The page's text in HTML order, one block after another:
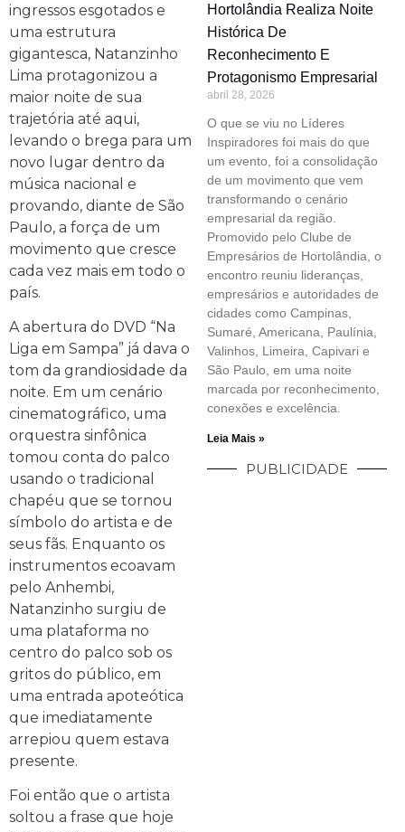
ingressos esgotados e
uma estrutura
gigantesca, Natanzinho
Lima protagonizou a
maior noite de sua
trajetória até aqui,
levando o brega para um
novo lugar dentro da
música nacional e
provando, diante de São
Paulo, a força de um
movimento que cresce
cada vez mais em todo o
país.
A abertura do DVD “Na
Liga em Sampa” já dava o
tom da grandiosidade da
noite. Em um cenário
cinematográfico, uma
orquestra sinfônica
tomou conta do palco
usando o tradicional
chapéu que se tornou
símbolo do artista e de
seus fãs. Enquanto os
instrumentos ecoavam
pelo Anhembi,
Natanzinho surgiu de
uma plataforma no
centro do palco sob os
gritos do público, em
uma entrada apoteótica
que imediatamente
arrepiou quem estava
presente.
Foi então que o artista
soltou a frase que hoje
Hortolândia Realiza Noite
Histórica De
Reconhecimento E
Protagonismo Empresarial
abril 28, 2026
O que se viu no Líderes
Inspiradores foi mais do que
um evento, foi a consolidação
de um movimento que vem
transformando o cenário
empresarial da região.
Promovido pelo Clube de
Empresários de Hortolândia, o
encontro reuniu lideranças,
empresários e autoridades de
cidades como Campinas,
Sumaré, Americana, Paulínia,
Valinhos, Limeira, Capivari e
São Paulo, em uma noite
marcada por reconhecimento,
conexões e excelência.
Leia Mais »
PUBLICIDADE